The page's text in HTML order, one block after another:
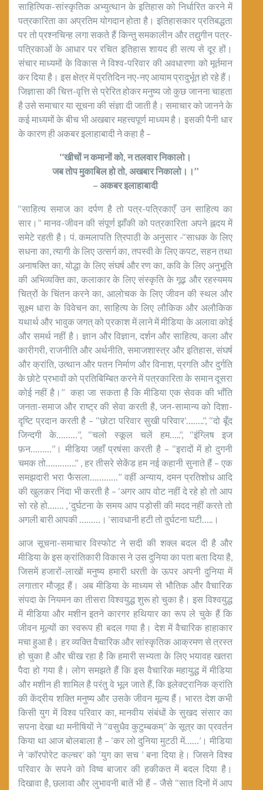
साहित्यिक-सांस्कृतिक अभ्युत्थान के इतिहास को निर्धारित करने में
पत्रकारिता का अप्रतिम योगदान होता है। इतिहासकार प्रतिबद्धता
पर तो प्रश्नचिन्ह लगा सकते हैं किन्तु समकालीन और तद्युगीन पत्र-
पत्रिकाओं के आधार पर रचित इतिहास शायद ही सत्य से दूर हों।
संचार माध्यमों के विकास ने विश्व-परिवार की अवधारणा को मूर्तमान
कर दिया है। इस क्षेत्र में प्रतिदिन नए-नए आयाम प्रादुर्भूत हो रहे हैं।
जिज्ञासा की चित्त-वृत्ति से प्रेरित होकर मनुष्य जो कुछ जानना चाहता
है उसे समाचार या सूचना की संज्ञा दी जाती है। समाचार को जानने के
कई माध्यमों के बीच भी अखबार महत्त्वपूर्ण माध्यम है। इसकी पैनी धार
के कारण ही अकबर इलाहाबादी ने कहा है –
‘‘खीचों न कमानों को, न तलवार निकालो।
जब तोप मुकाबिल हो तो, अखबार निकालो।।’’
– अकबर इलाहाबादी
‘‘साहित्य समाज का दर्पण है तो पत्र-पत्रिकाएँ उन साहित्य का
सार।’’ मानव-जीवन की संपूर्ण झाँकी को पत्रकारिता अपने ह्नदय में
समेटे रहती है। पं. कमलापति त्रिपाठी के अनुसार -‘‘साधक के लिए
सधना का, त्यागी के लिए उत्सर्ग का, तपस्वी के लिए कपट, सहन तथा
अनाषक्ति का, योद्धा के लिए संघर्ष और रण का, कवि के लिए अनुभूति
की अभिव्यक्ति का, कलाकार के लिए संस्कृति के गूढ़ और रहस्यमय
चित्रों के चिंतन करने का, आलोचक के लिए जीवन की स्थल और
सूक्ष्म धारा के विवेचन का, साहित्य के लिए लौकिक और अलौकिक
यथार्थ और भावुक जगत् को प्रकाश में लाने में मीडिया के अलावा कोई
और समर्थ नहीं है। ज्ञान और विज्ञान, दर्शन और साहित्य, कला और
कारीगरी, राजनीति और अर्थनीति, समाजशास्त्र और इतिहास, संघर्ष
और क्रांति, उत्थान और पतन निर्माण और विनाश, प्रगति और दुर्गति
के छोटे प्रभावों को प्रतिबिम्बित करने में पत्रकारिता के समान दूसरा
कोई नहीं है।’’ कहा जा सकता है कि मीडिया एक सेवक की भाँति
जनता-समाज और राष्ट्र की सेवा करती है, जन-सामान्य को दिशा-
दृष्टि प्रदान करती है – ‘‘छोटा परिवार सुखी परिवार’……..’’, ‘‘दो बूँद
जिन्दगी के………’’, ‘‘चलो स्कूल चलें हम…..’’, ‘‘इंग्लिष इज
फ़न………’’। मीडिया जहाँ प्रषंसा करती है – ‘‘इरादों में हो दुगनी
चमक तो………….’’ , हर तीसरे सेकेंड हम नई कहानी सुनाते हैं – एक
समझदारी भरा फैसला…………’’ वहीं अन्याय, दमन प्रतिशोध आदि
की खुलकर निंदा भी करती है – ‘अगर आप वोट नहीं दे रहे हो तो आप
सो रहे हो……. , ‘दुर्घटना के समय आप पड़ोसी की मदद नहीं करते तो
अगली बारी आपकी ………। ‘सावधानी हटी तो दुर्घटना घटी…..।
आज सूचना-समाचार विस्फोट ने सदी की शक्ल बदल दी है और
मीडिया के इस क्रांतिकारी विकास ने उस दुनिया का पता बता दिया है,
जिसमें हजारों-लाखों मनुष्य हमारी धरती के ऊपर अपनी दुनिया में
लगातार मौजूद हैं। अब मीडिया के माध्यम से भौतिक और वैचारिक
संपदा के नियमन का तीसरा विश्वयुद्ध शुरू हो चुका है। इस विश्वयुद्ध
में मीडिया और मशीन इतने कारगर हथियार का रूप ले चुके हैं कि
जीवन मूल्यों का स्वरूप ही बदल गया है। देश में वैचारिक हाहाकार
मचा हुआ है। हर व्यक्ति वैचारिक और सांस्कृतिक आक्रमण से त्रस्त
हो चुका है और चीख रहा है कि हमारी सभ्यता के लिए भयावह खतरा
पैदा हो गया है। लोग समझते हैं कि इस वैचारिक महायुद्ध में मीडिया
और मशीन ही शामिल है परंतु वे भूल जाते हैं, कि इलेक्ट्रानिक क्रांति
की केंद्रीय शक्ति मनुष्य और उसके जीवन मूल्य हैं। भारत देश कभी
किसी युग में विश्व परिवार का, मानवीय संबंधों के सुखद संसार का
सपना देखा था मनीषियों ने ‘‘वसुधैव कुटुम्बकम्’’ के सूत्र का प्रवर्तन
किया था आज बोलबाला है – ‘कर लो दुनिया मुटठी में……’। मीडिया
ने ‘कॉरपोरेट कल्चर’ को ‘युग का सच ’ बना दिया हे। जिसने विश्व
परिवार के सपने को विष्व बाजार की हकीकत में बदल दिया है।
दिखावा है, छलावा और लुभावनी बातें भी हैं – जैसे ‘‘सात दिनों में आप